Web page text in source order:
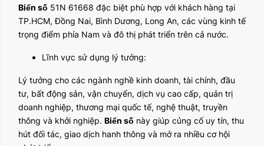
Biển số 51N 61668 đặc biệt phù hợp với khách hàng tại
TP.HCM, Đồng Nai, Bình Dương, Long An, các vùng kinh tế
trọng điểm phía Nam và đô thị phát triển trên cả nước.
Lĩnh vực sử dụng lý tưởng:
Lý tưởng cho các ngành nghề kinh doanh, tài chính, đầu
tư, bất động sản, vận chuyển, dịch vụ cao cấp, quản trị
doanh nghiệp, thương mại quốc tế, nghệ thuật, truyền
thông và khởi nghiệp. Biển số này giúp củng cố uy tín, thu
hút đối tác, giao dịch hanh thông và mở ra nhiều cơ hội